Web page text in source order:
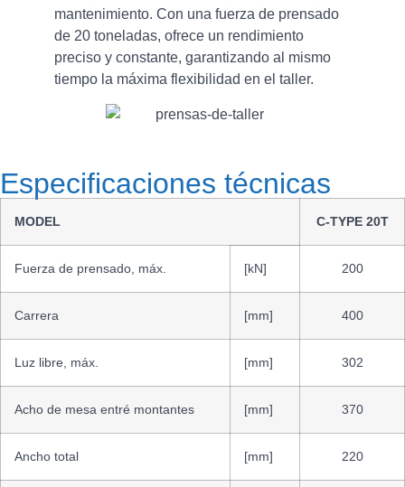
mantenimiento. Con una fuerza de prensado
de 20 toneladas, ofrece un rendimiento
preciso y constante, garantizando al mismo
tiempo la máxima flexibilidad en el taller.
Especificaciones técnicas
MODEL C-TYPE 20T
Fuerza de prensado, máx. [kN] 200
Carrera [mm] 400
Luz libre, máx. [mm] 302
Acho de mesa entré montantes [mm] 370
Ancho total [mm] 220